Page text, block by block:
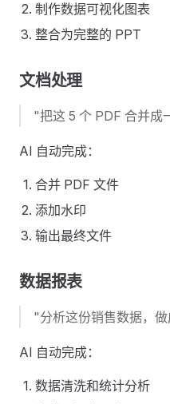
制作数据可视化图表
整合为完整的 PPT
文档处理
"把这 5 个 PDF 合并成
AI 自动完成：
合并 PDF 文件
添加水印
输出最终文件
数据报表
"分析这份销售数据，
AI 自动完成：
数据清洗和统计分析